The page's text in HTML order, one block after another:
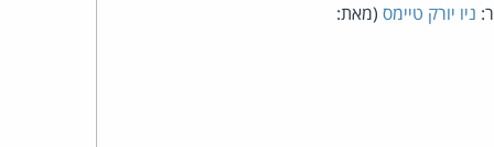
ניו יורק טיימס(מאת: